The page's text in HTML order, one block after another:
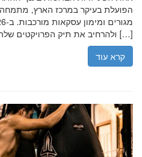
הפועלת בעיקר במרכז הארץ, מתמחה
ולהרחיב את תיק הפרויקטים שלה, תוך הדגשת ערכי […]
קרא עוד